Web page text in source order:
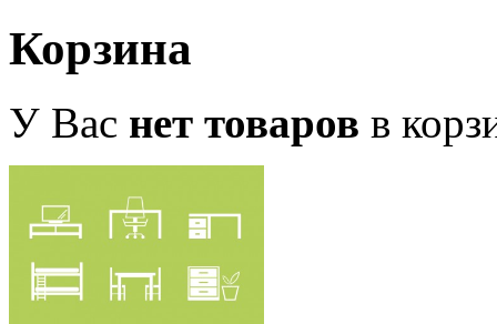
Корзина
У Вас нет товаров в